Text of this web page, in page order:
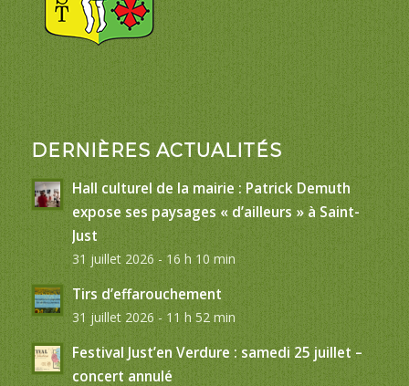
DERNIÈRES ACTUALITÉS
Hall culturel de la mairie : Patrick Demuth
expose ses paysages « d’ailleurs » à Saint-
Just
31 juillet 2026 - 16 h 10 min
Tirs d’effarouchement
31 juillet 2026 - 11 h 52 min
Festival Just’en Verdure : samedi 25 juillet –
concert annulé